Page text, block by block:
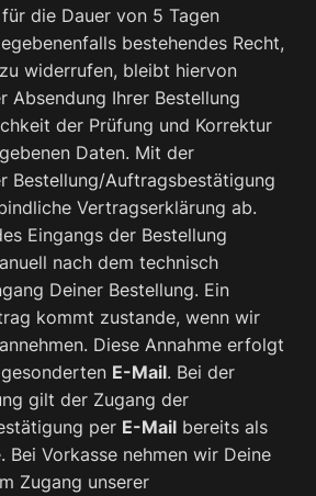
die Dauer von 5 Tagen
bestehendes Recht,
widerrufen, bleibt hiervon
Absendung Ihrer Bestellung
der Prüfung und Korrektur
Daten. Mit der
Bestellung/Auftragsbestätigung
Vertragserklärung ab.
Eingangs der Bestellung
nach dem technisch
Deiner Bestellung. Ein
kommt zustande, wenn wir
Diese Annahme erfolgt
E-Mail. Bei der
gilt der Zugang der
per E-Mail bereits als
Bei Vorkasse nehmen wir Deine
Zugang unserer